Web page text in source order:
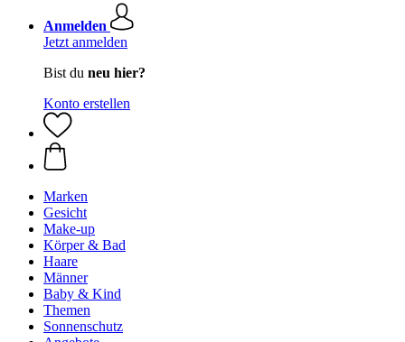
Anmelden
Jetzt anmelden
Bist du neu hier?
Konto erstellen
Marken
Gesicht
Make-up
Körper & Bad
Haare
Männer
Baby & Kind
Themen
Sonnenschutz